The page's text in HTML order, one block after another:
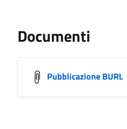
Documenti
Pubblicazione BURL